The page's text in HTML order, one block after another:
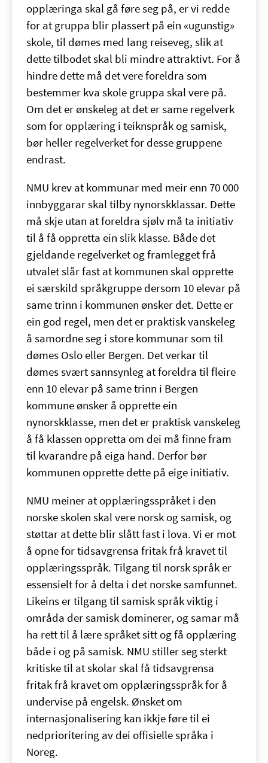
opplæringa skal gå føre seg på, er vi redde
for at gruppa blir plassert på ein «ugunstig»
skole, til dømes med lang reiseveg, slik at
dette tilbodet skal bli mindre attraktivt. For å
hindre dette må det vere foreldra som
bestemmer kva skole gruppa skal vere på.
Om det er ønskeleg at det er same regelverk
som for opplæring i teiknspråk og samisk,
bør heller regelverket for desse gruppene
endrast.
NMU krev at kommunar med meir enn 70 000
innbyggarar skal tilby nynorskklassar. Dette
må skje utan at foreldra sjølv må ta initiativ
til å få oppretta ein slik klasse. Både det
gjeldande regelverket og framlegget frå
utvalet slår fast at kommunen skal opprette
ei særskild språkgruppe dersom 10 elevar på
same trinn i kommunen ønsker det. Dette er
ein god regel, men det er praktisk vanskeleg
å samordne seg i store kommunar som til
dømes Oslo eller Bergen. Det verkar til
dømes svært sannsynleg at foreldra til fleire
enn 10 elevar på same trinn i Bergen
kommune ønsker å opprette ein
nynorskklasse, men det er praktisk vanskeleg
å få klassen oppretta om dei må finne fram
til kvarandre på eiga hand. Derfor bør
kommunen opprette dette på eige initiativ.
NMU meiner at opplæringsspråket i den
norske skolen skal vere norsk og samisk, og
støttar at dette blir slått fast i lova. Vi er mot
å opne for tidsavgrensa fritak frå kravet til
opplæringsspråk. Tilgang til norsk språk er
essensielt for å delta i det norske samfunnet.
Likeins er tilgang til samisk språk viktig i
områda der samisk dominerer, og samar må
ha rett til å lære språket sitt og få opplæring
både i og på samisk. NMU stiller seg sterkt
kritiske til at skolar skal få tidsavgrensa
fritak frå kravet om opplæringsspråk for å
undervise på engelsk. Ønsket om
internasjonalisering kan ikkje føre til ei
nedprioritering av dei offisielle språka i
Noreg.